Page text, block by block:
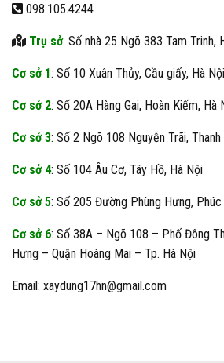
098.105.4244
Trụ sở: Số nhà 25 Ngõ 383 Tam Trinh,
Cơ sở 1: Số 10 Xuân Thủy, Cầu giấy, Hà Nội
Cơ sở 2: Số 20A Hàng Gai, Hoàn Kiếm, Hà
Cơ sở 3: Số 2 Ngõ 108 Nguyễn Trãi, Thanh
Cơ sở 4: Số 104 Âu Cơ, Tây Hồ, Hà Nội
Cơ sở 5: Số 205 Đường Phùng Hưng,
Cơ sở 6: Số 38A – Ngõ 108 – Phố Đông
Hưng – Quận Hoàng Mai – Tp. Hà Nội
Email: xaydung17hn@gmail.com